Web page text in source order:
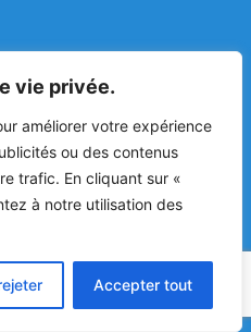
vie privée.
améliorer votre expérience
ou des contenus
trafic. En cliquant sur «
à notre utilisation des
Accepter tout